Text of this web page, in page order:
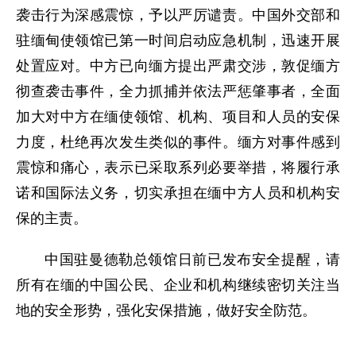
袭击行为深感震惊，予以严厉谴责。中国外交部和
驻缅甸使领馆已第一时间启动应急机制，迅速开展
处置应对。中方已向缅方提出严肃交涉，敦促缅方
彻查袭击事件，全力抓捕并依法严惩肇事者，全面
加大对中方在缅使领馆、机构、项目和人员的安保
力度，杜绝再次发生类似的事件。缅方对事件感到
震惊和痛心，表示已采取系列必要举措，将履行承
诺和国际法义务，切实承担在缅中方人员和机构安
保的主责。
中国驻曼德勒总领馆日前已发布安全提醒，请
所有在缅的中国公民、企业和机构继续密切关注当
地的安全形势，强化安保措施，做好安全防范。